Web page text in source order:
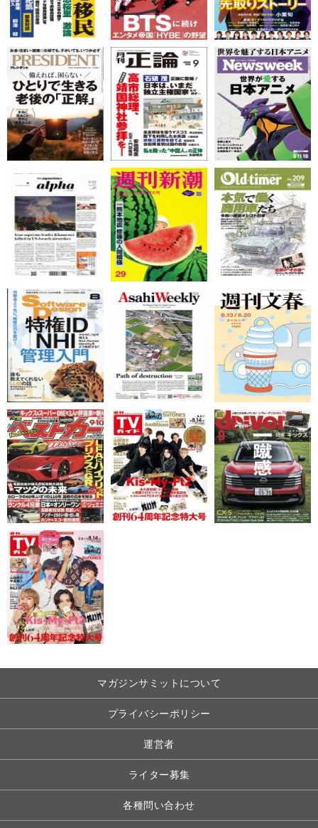
マガジンサミットについて
プライバシーポリシー
運営者
ライター募集
各種問い合わせ